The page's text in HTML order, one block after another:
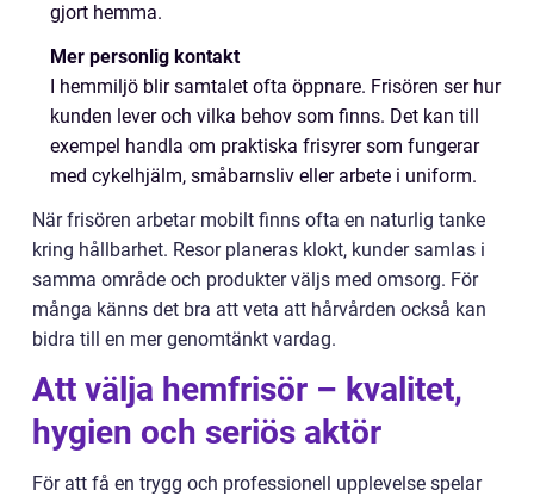
gjort hemma.
Mer personlig kontakt
I hemmiljö blir samtalet ofta öppnare. Frisören ser hur
kunden lever och vilka behov som finns. Det kan till
exempel handla om praktiska frisyrer som fungerar
med cykelhjälm, småbarnsliv eller arbete i uniform.
När frisören arbetar mobilt finns ofta en naturlig tanke
kring hållbarhet. Resor planeras klokt, kunder samlas i
samma område och produkter väljs med omsorg. För
många känns det bra att veta att hårvården också kan
bidra till en mer genomtänkt vardag.
Att välja hemfrisör – kvalitet,
hygien och seriös aktör
För att få en trygg och professionell upplevelse spelar